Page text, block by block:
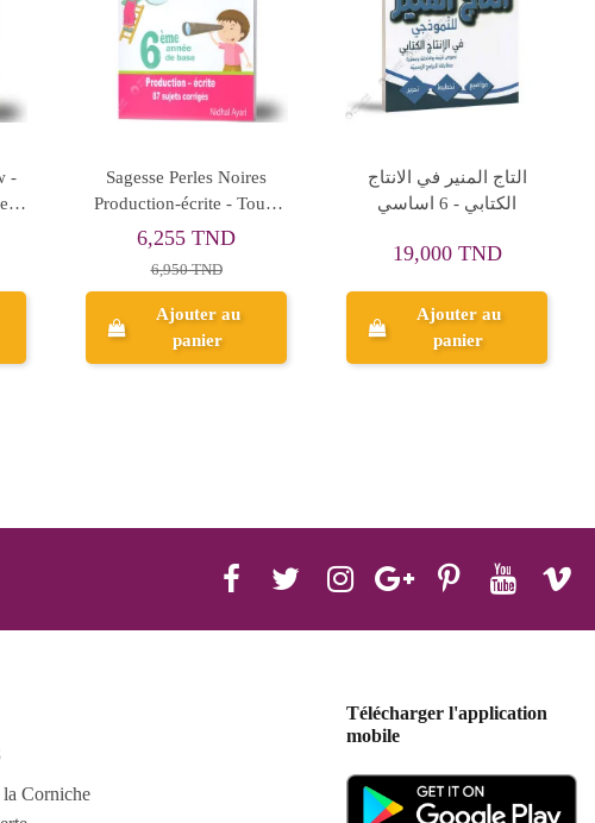
Rupture de stock
امتحانات الجوكر - الثلاثي
الثاني - 6 اساسي
13,330 TND
Aperçu
زينب تستعد للمناظرة في
الايقاظ العلمي - كامل
Ajouter au
panier
la Corniche
Télécharger l'application
mobile